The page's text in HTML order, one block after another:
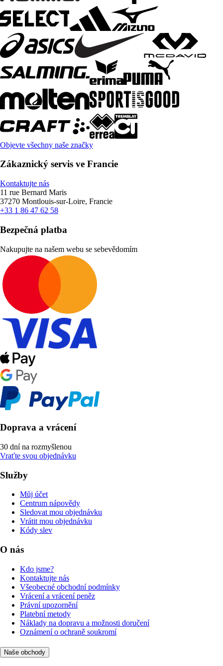
Objevte všechny naše značky
Zákaznický servis ve Francie
Kontaktujte nás
11 rue Bernard Maris
37270 Montlouis-sur-Loire, Francie
+33 1 86 47 62 58
Bezpečná platba
Nakupujte na našem webu se sebevědomím
Doprava a vrácení
30 dní na rozmyšlenou
Vraťte svou objednávku
Služby
Můj účet
Centrum nápovědy
Sledovat mou objednávku
Vrátit mou objednávku
Kódy slev
O nás
Kdo jsme?
Kontaktujte nás
Všeobecné obchodní podmínky
Vrácení a vrácení peněz
Právní upozornění
Platební metody
Náklady na dopravu a možnosti doručení
Oznámení o ochraně soukromí
Naše obchody